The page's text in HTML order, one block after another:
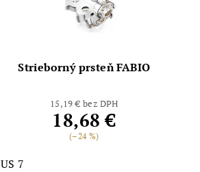
Strieborný prsteň FABIO
15,19 € bez DPH
18,68 €
(–24 %)
US 7